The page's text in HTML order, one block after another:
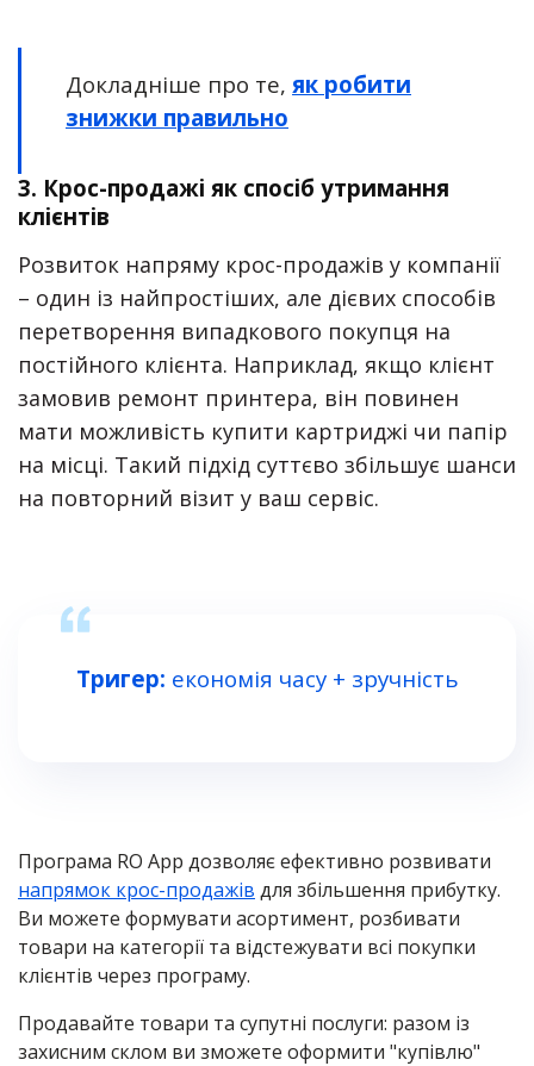
Докладніше про те, як робити
знижки правильно
3. Крос-продажі як спосіб утримання
клієнтів
Розвиток напряму крос-продажів у компанії
– один із найпростіших, але дієвих способів
перетворення випадкового покупця на
постійного клієнта. Наприклад, якщо клієнт
замовив ремонт принтера, він повинен
мати можливість купити картриджі чи папір
на місці. Такий підхід суттєво збільшує шанси
на повторний візит у ваш сервіс.
Тригер: економія часу + зручність
Програма RO App дозволяє ефективно розвивати
напрямок крос-продажів для збільшення прибутку.
Ви можете формувати асортимент, розбивати
товари на категорії та відстежувати всі покупки
клієнтів через програму.
Продавайте товари та супутні послуги: разом із
захисним склом ви зможете оформити "купівлю"